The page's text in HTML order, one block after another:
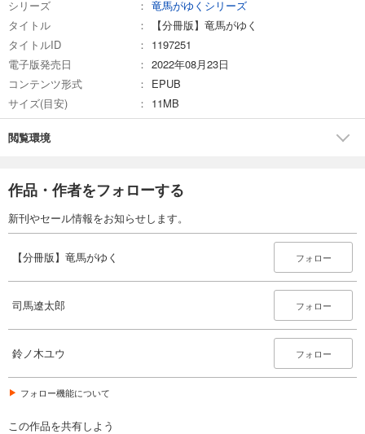
【分冊版】竜馬がゆく(20)
74円 (税込)
カート
試し読み
あらすじを表示する
74円 (税込)
シリーズ
竜馬がゆくシリーズ
タイトル
【分冊版】竜馬がゆく
タイトルID
1197251
電子版発売日
2022年08月23日
コンテンツ形式
EPUB
サイズ(目安)
11MB
閲覧環境
作品・作者をフォローする
新刊やセール情報をお知らせします。
【分冊版】竜馬がゆく フォロー
司馬遼太郎 フォロー
鈴ノ木ユウ フォロー
フォロー機能について
この作品を共有しよう